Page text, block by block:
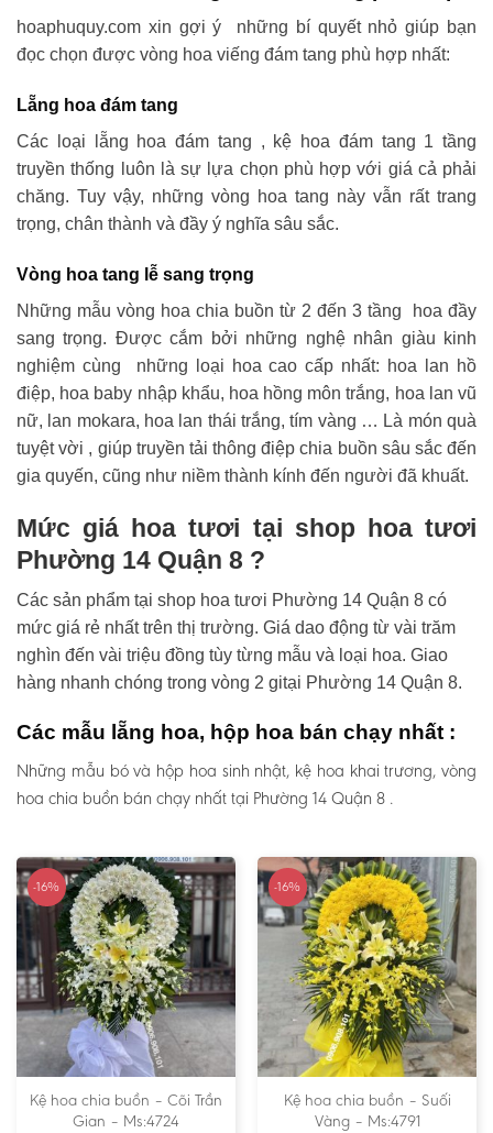
hoaphuquy.com xin gợi ý những bí quyết nhỏ giúp bạn
đọc chọn được vòng hoa viếng đám tang phù hợp nhất:
Lẵng hoa đám tang
Các loại lẵng hoa đám tang , kệ hoa đám tang 1 tầng
truyền thống luôn là sự lựa chọn phù hợp với giá cả phải
chăng. Tuy vậy, những vòng hoa tang này vẫn rất trang
trọng, chân thành và đầy ý nghĩa sâu sắc.
Vòng hoa tang lễ sang trọng
Những mẫu vòng hoa chia buồn từ 2 đến 3 tầng hoa đầy
sang trọng. Được cắm bởi những nghệ nhân giàu kinh
nghiệm cùng những loại hoa cao cấp nhất: hoa lan hồ
điệp, hoa baby nhập khẩu, hoa hồng môn trắng, hoa lan vũ
nữ, lan mokara, hoa lan thái trắng, tím vàng … Là món quà
tuyệt vời , giúp truyền tải thông điệp chia buồn sâu sắc đến
gia quyến, cũng như niềm thành kính đến người đã khuất.
Mức giá hoa tươi tại shop hoa tươi
Phường 14 Quận 8 ?
Các sản phẩm tại shop hoa tươi Phường 14 Quận 8 có
mức giá rẻ nhất trên thị trường. Giá dao động từ vài trăm
nghìn đến vài triệu đồng tùy từng mẫu và loại hoa. Giao
hàng nhanh chóng trong vòng 2 gitại Phường 14 Quận 8.
Các mẫu lẵng hoa, hộp hoa bán chạy nhất :
Những mẫu bó và hộp hoa sinh nhật, kệ hoa khai trương, vòng
hoa chia buồn bán chạy nhất tại Phường 14 Quận 8 .
-16%
Kệ hoa chia buồn – Cõi Trần
Gian – Ms:4724
-16%
Kệ hoa chia buồn – Suối
Vàng – Ms:4791